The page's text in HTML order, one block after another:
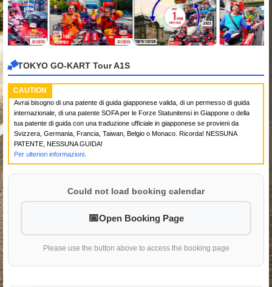
TOKYO GO-KART Tour A1S
CAUTION
Avrai bisogno di una patente di guida giapponese valida, di un permesso di guida
internazionale, di una patente SOFA per le Forze Statunitensi in Giappone o della
tua patente di guida con una traduzione ufficiale in giapponese se provieni da
Svizzera, Germania, Francia, Taiwan, Belgio o Monaco. Ricorda! NESSUNA
PATENTE, NESSUNA GUIDA!
Per ulteriori informazioni.
Could not load booking calendar
Open Booking Page
Please use the button above to access the booking page